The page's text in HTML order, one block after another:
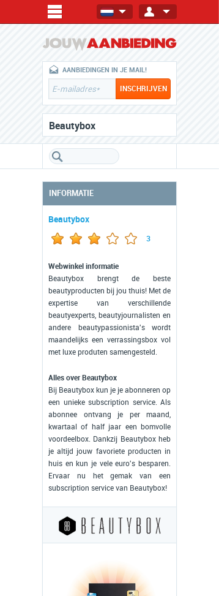
AANBIEDINGEN IN JE MAIL!
Beautybox
INFORMATIE
Beautybox
3
Webwinkel informatie
Beautybox brengt de beste
beautyproducten bij jou thuis! Met de
expertise van verschillende
beautyexperts, beautyjournalisten en
andere beautypassionista's wordt
maandelijks een verrassingsbox vol
met luxe produten samengesteld.
Alles over Beautybox
Bij Beautybox kun je je abonneren op
een unieke subscription service. Als
abonnee ontvang je per maand,
kwartaal of half jaar een bomvolle
voordeelbox. Dankzij Beautybox heb
je altijd jouw favoriete producten in
huis en kun je vele euro's besparen.
Ervaar nu het gemak van een
subscription service van Beautybox!